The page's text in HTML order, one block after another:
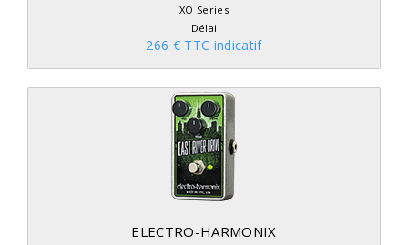
XO Series
Délai
266 € TTC indicatif
ELECTRO-HARMONIX